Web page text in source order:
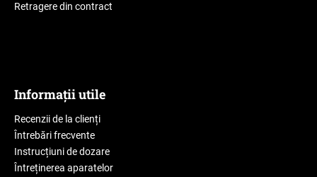
Retragere din contract
Informații utile
Recenzii de la clienți
Întrebări frecvente
Instrucțiuni de dozare
Întreținerea aparatelor